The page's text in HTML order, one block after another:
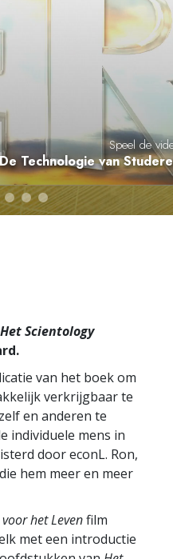
De
De
Speel de
Drijfveren van het
Het Scientology
van het boek om
verkrijgbaar te
en anderen te
individuele mens in
door econL. Ron,
hem meer en meer
het Levenfilm
met een introductie